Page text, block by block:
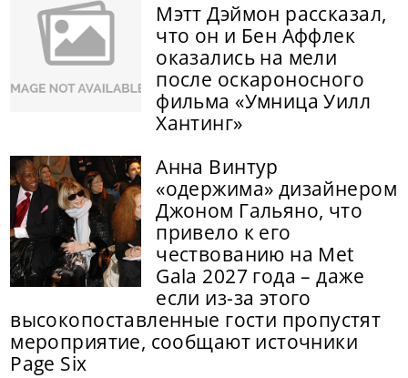
Мэтт Дэймон рассказал,
что он и Бен Аффлек
оказались на мели
после оскароносного
фильма «Умница Уилл
Хантинг»
Анна Винтур
«одержима» дизайнером
Джоном Гальяно, что
привело к его
чествованию на Met
Gala 2027 года – даже
если из-за этого
высокопоставленные гости пропустят
мероприятие, сообщают источники
Page Six